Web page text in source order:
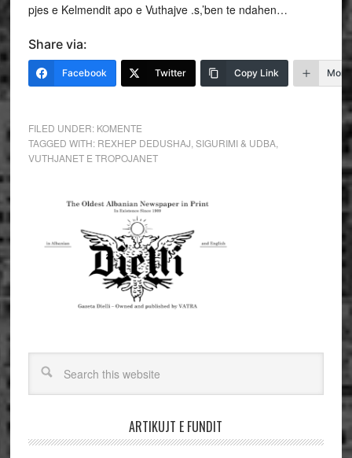
pjes e Kelmendit apo e Vuthajve .s,’ben te ndahen…
Share via:
Facebook Twitter Copy Link More
FILED UNDER: KOMENTE
TAGGED WITH: REXHEP DEDUSHAJ,SIGURIMI & UDBA,
VUTHJANET E TROPOJANET
ARTIKUJT E FUNDIT